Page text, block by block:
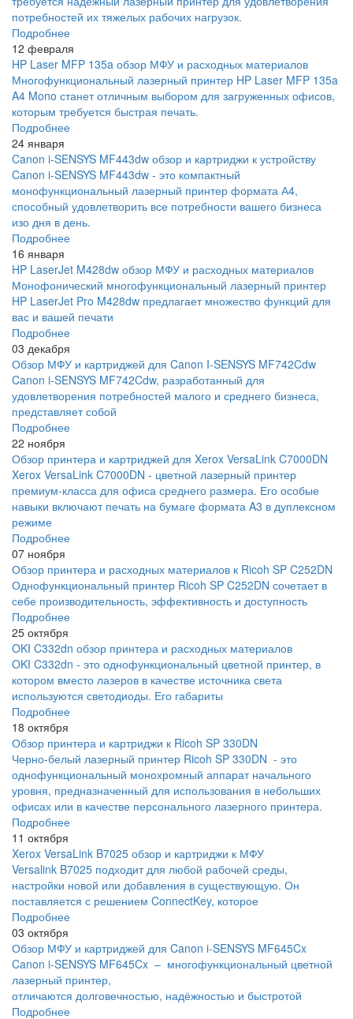
потребностей их тяжелых рабочих нагрузок.
Подробнее
12 февраля
HP Laser MFP 135a обзор МФУ и расходных материалов
Многофункциональный лазерный принтер HP Laser MFP 135a
A4 Mono станет отличным выбором для загруженных офисов,
которым требуется быстрая печать.
Подробнее
24 января
Canon i-SENSYS MF443dw обзор и картриджи к устройству
Canon i-SENSYS MF443dw - это компактный
монофункциональный лазерный принтер формата А4,
способный удовлетворить все потребности вашего бизнеса
изо дня в день.
Подробнее
16 января
HP LaserJet M428dw обзор МФУ и расходных материалов
Монофонический многофункциональный лазерный принтер
HP LaserJet Pro M428dw предлагает множество функций для
вас и вашей печати
Подробнее
03 декабря
Обзор МФУ и картриджей для Canon I-SENSYS MF742Cdw
Canon i-SENSYS MF742Cdw, разработанный для
удовлетворения потребностей малого и среднего бизнеса,
представляет собой
Подробнее
22 ноября
Обзор принтера и картриджей для Xerox VersaLink C7000DN
Xerox VersaLink C7000DN - цветной лазерный принтер
премиум-класса для офиса среднего размера. Его особые
навыки включают печать на бумаге формата A3 в дуплексном
режиме
Подробнее
07 ноября
Обзор принтера и расходных материалов к Ricoh SP C252DN
Однофункциональный принтер Ricoh SP C252DN сочетает в
себе производительность, эффективность и доступность
Подробнее
25 октября
OKI C332dn обзор принтера и расходных материалов
OKI C332dn - это однофункциональный цветной принтер, в
котором вместо лазеров в качестве источника света
используются светодиоды. Его габариты
Подробнее
18 октября
Обзор принтера и картриджи к Ricoh SP 330DN
Черно-белый лазерный принтер Ricoh SP 330DN - это
однофункциональный монохромный аппарат начального
уровня, предназначенный для использования в небольших
офисах или в качестве персонального лазерного принтера.
Подробнее
11 октября
Xerox VersaLink B7025 обзор и картриджи к МФУ
Versalink B7025 подходит для любой рабочей среды,
настройки новой или добавления в существующую. Он
поставляется с решением ConnectKey, которое
Подробнее
03 октября
Обзор МФУ и картриджей для Canon i-SENSYS MF645Cx
Canon i-SENSYS MF645Cx – многофункциональный цветной
лазерный принтер,
отличаются долговечностью, надёжностью и быстротой
Подробнее